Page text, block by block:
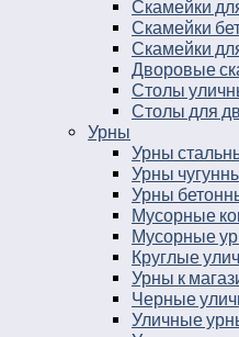
Скамейки
Скамейки
Скамейки
Дворовые
Столы
Столы для
Урны
Урны
Урны
Урны
Мусорные
Мусорные
Круглые
Урны к
Черные
Уличные